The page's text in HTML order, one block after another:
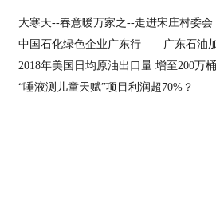
大寒天--春意暖万家之--走进宋庄村委会
中国石化绿色企业广东行——广东石油
2018年美国日均原油出口量 增至200万桶
“唾液测儿童天赋”项目利润超70%？